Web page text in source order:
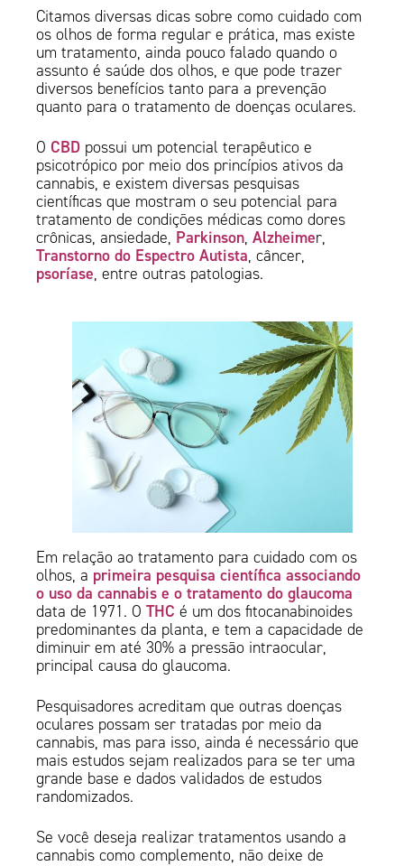
Citamos diversas dicas sobre como cuidado com
os olhos de forma regular e prática, mas existe
um tratamento, ainda pouco falado quando o
assunto é saúde dos olhos, e que pode trazer
diversos benefícios tanto para a prevenção
quanto para o tratamento de doenças oculares.
OCBD possui um potencial terapêutico e
psicotrópico por meio dos princípios ativos da
cannabis, e existem diversas pesquisas
científicas que mostram o seu potencial para
tratamento de condições médicas como dores
crônicas, ansiedade, Parkinson,Alzheimer,
Transtorno do Espectro Autista, câncer,
psoríase, entre outras patologias.
Em relação ao tratamento para cuidado com os
olhos, a primeira pesquisa científica associando
o uso da cannabis e o tratamento do glaucoma
data de 1971. OTHC é um dos fitocanabinoides
predominantes da planta, e tem a capacidade de
diminuir em até 30% a pressão intraocular,
principal causa do glaucoma.
Pesquisadores acreditam que outras doenças
oculares possam ser tratadas por meio da
cannabis, mas para isso, ainda é necessário que
mais estudos sejam realizados para se ter uma
grande base e dados validados de estudos
randomizados.
Se você deseja realizar tratamentos usando a
cannabis como complemento, não deixe de